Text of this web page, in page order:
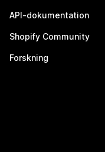
API-dokumentation
Shopify Community
Forskning